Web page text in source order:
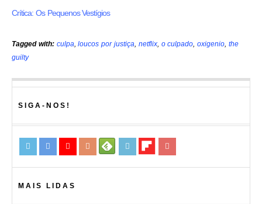
Crítica: Os Pequenos Vestígios
Tagged with: culpa,loucos por justiça, netflix, o culpado,oxigenio,the
guilty
SIGA-NOS!
MAIS LIDAS